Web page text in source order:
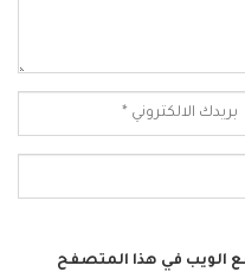
الويب في هذا المتصفح